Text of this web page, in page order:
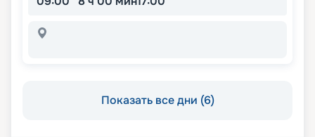
Показать все дни (6)